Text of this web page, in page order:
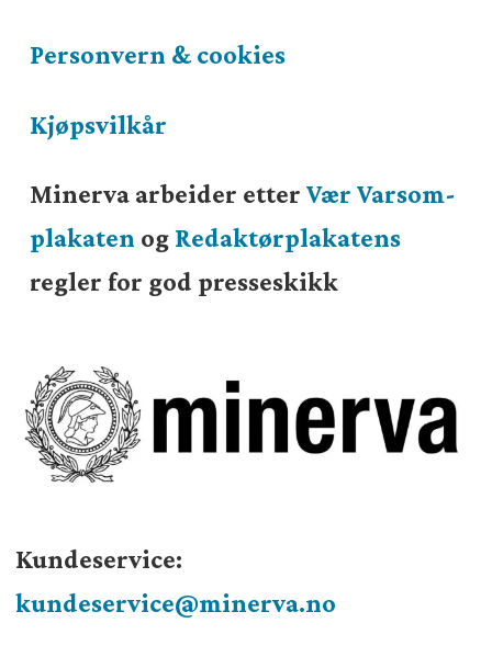
Personvern & cookies
Kjøpsvilkår
Minerva arbeider etterVær Varsom-
plakaten og Redaktørplakatens
regler for god presseskikk
Kundeservice:
kundeservice@minerva.no